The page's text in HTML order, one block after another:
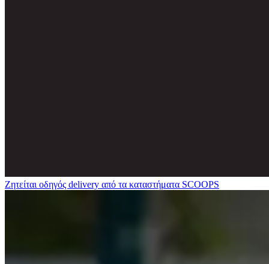
Ζητείται οδηγός delivery από τα καταστήματα SCOOPS